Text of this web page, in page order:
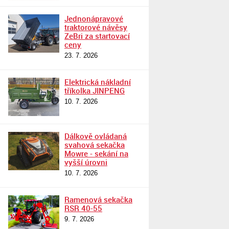
Jednonápravové
traktorové návěsy
ZeBri za startovací
ceny
23. 7. 2026
Elektrická nákladní
tříkolka JINPENG
10. 7. 2026
Dálkově ovládaná
svahová sekačka
Mowre - sekání na
vyšší úrovni
10. 7. 2026
Ramenová sekačka
RSR 40-55
9. 7. 2026